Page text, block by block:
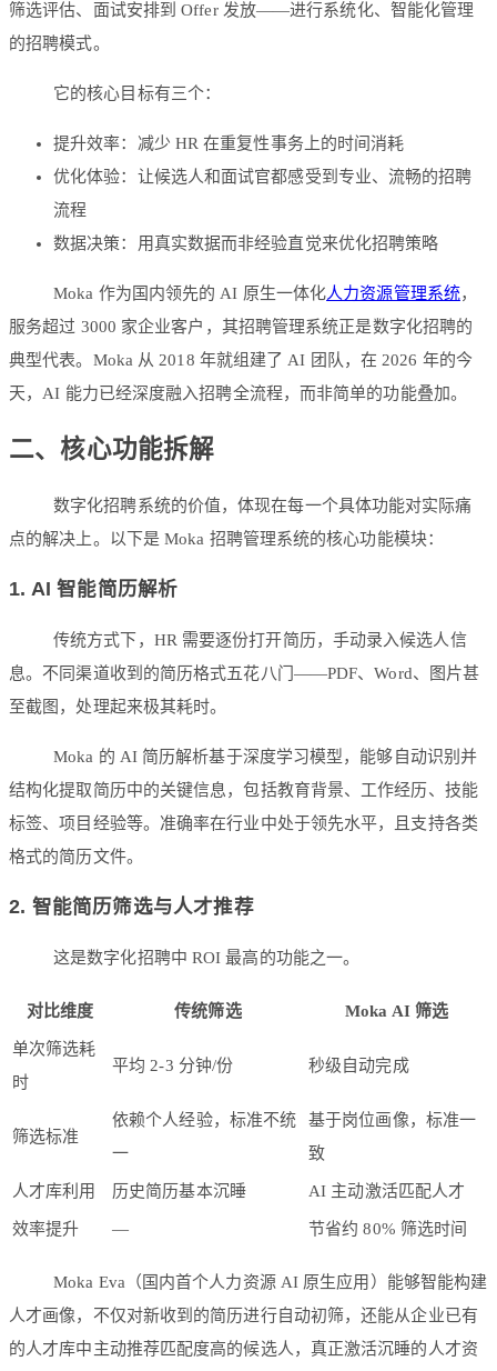
筛选评估、面试安排到 Offer 发放——进行系统化、智能化管理
的招聘模式。
它的核心目标有三个：
提升效率：减少 HR 在重复性事务上的时间消耗
优化体验：让候选人和面试官都感受到专业、流畅的招聘
流程
数据决策：用真实数据而非经验直觉来优化招聘策略
Moka 作为国内领先的 AI 原生一体化人力资源管理系统，
服务超过 3000 家企业客户，其招聘管理系统正是数字化招聘的
典型代表。Moka 从 2018 年就组建了 AI 团队，在 2026 年的今
天，AI 能力已经深度融入招聘全流程，而非简单的功能叠加。
二、核心功能拆解
数字化招聘系统的价值，体现在每一个具体功能对实际痛
点的解决上。以下是 Moka 招聘管理系统的核心功能模块：
1. AI 智能简历解析
传统方式下，HR 需要逐份打开简历，手动录入候选人信
息。不同渠道收到的简历格式五花八门——PDF、Word、图片甚
至截图，处理起来极其耗时。
Moka 的 AI 简历解析基于深度学习模型，能够自动识别并
结构化提取简历中的关键信息，包括教育背景、工作经历、技能
标签、项目经验等。准确率在行业中处于领先水平，且支持各类
格式的简历文件。
2. 智能简历筛选与人才推荐
这是数字化招聘中 ROI 最高的功能之一。
对比维度 传统筛选 Moka AI 筛选
单次筛选耗
时
平均 2-3 分钟/份 秒级自动完成
筛选标准
依赖个人经验，标准不统
一
基于岗位画像，标准一
致
人才库利用 历史简历基本沉睡 AI 主动激活匹配人才
效率提升 — 节省约 80% 筛选时间
Moka Eva（国内首个人力资源 AI 原生应用）能够智能构建
人才画像，不仅对新收到的简历进行自动初筛，还能从企业已有
的人才库中主动推荐匹配度高的候选人，真正激活沉睡的人才资